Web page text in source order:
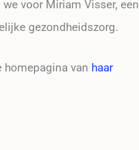
voor Miriam Visser, een
gezondheidszorg.
van haar